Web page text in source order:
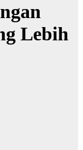
Lebih